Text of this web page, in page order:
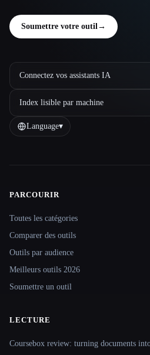
Soumettre votre outil →
Connectez vos assistants IA
Index lisible par machine
Language▾
Site navigation
PARCOURIR
Toutes les catégories
Comparer des outils
Outils par audience
Meilleurs outils 2026
Soumettre un outil
LECTURE
Coursebox review: turning documents